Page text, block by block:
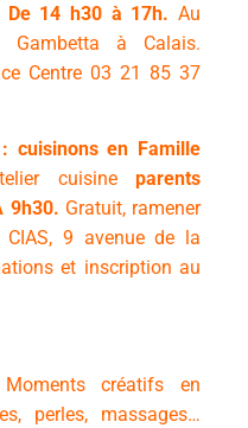
De 14 h30 à 17h.Au
Gambetta à Calais.
Centre 03 21 85 37
cuisinons en Famille
cuisine parents
9h30. Gratuit, ramener
CIAS, 9 avenue de la
et inscription au
Moments créatifs en
perles, massages…